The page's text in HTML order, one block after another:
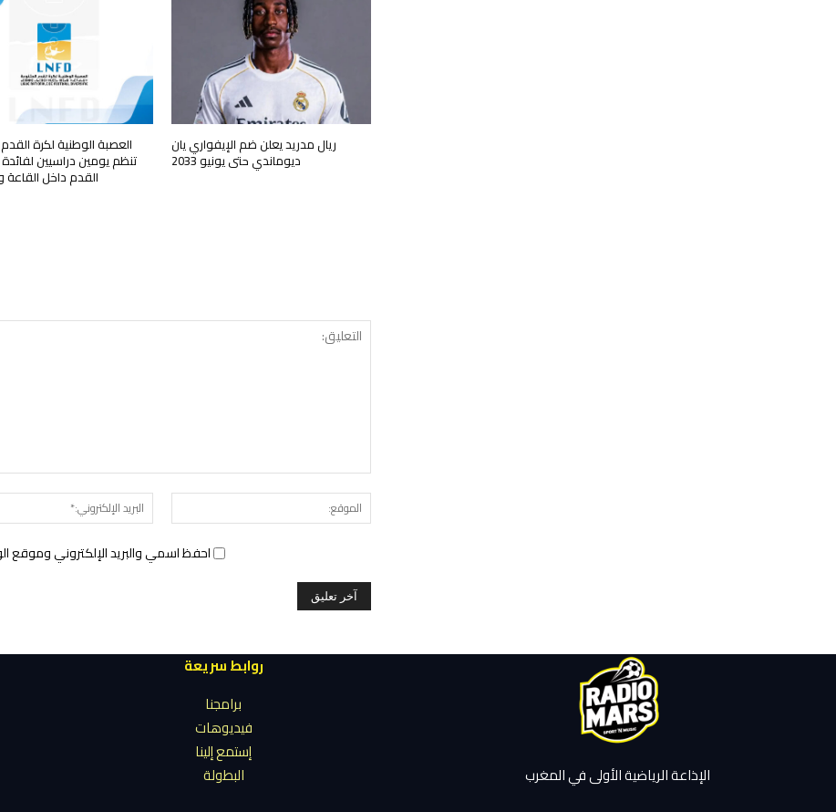
ريال مدريد يعلن ضم الإيفواري يان
ديوماندي حتى يونيو 2033
العصبة الوطنية لكرة
تنظم يومين دراسيين لفائدة
القدم داخل القاعة
الموقع:
احفظ اسمي والبريد الإلكتروني وموقع
روابط سريعة
برامجنا
فيديوهات
إستمع إلينا
البطولة
الإذاعة الرياضية الأولى في المغرب